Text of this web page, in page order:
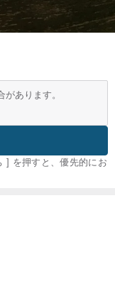
あります。
] を押すと、優先的にお